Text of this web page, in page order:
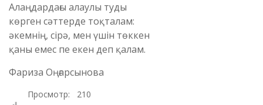
Алаңдардағы алаулы туды
көрген сәттерде тоқталам:
әкемнің, сірә, мен үшін төккен
қаны емес пе екен деп қалам.
Фариза Оңғарсынова
Просмотр: 210